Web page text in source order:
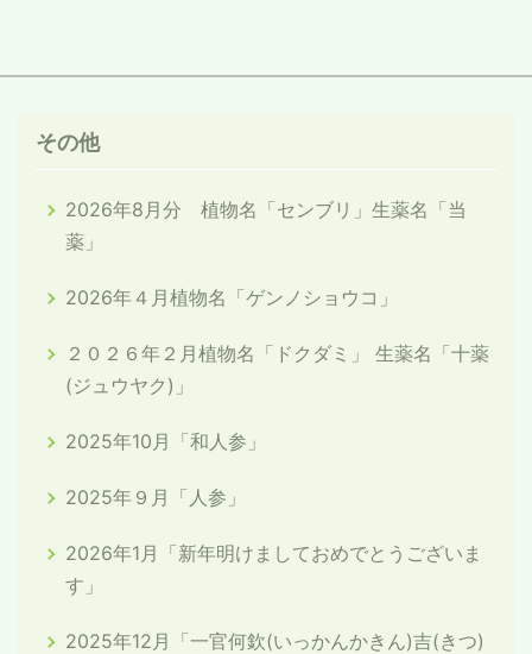
その他
2026年8月分 植物名「センブリ」生薬名「当
薬」
2026年４月植物名「ゲンノショウコ」
２０２６年２月植物名「ドクダミ」 生薬名「十薬
(ジュウヤク)」
2025年10月「和人参」
2025年９月「人参」
2026年1月「新年明けましておめでとうございま
す」
2025年12月「一官何欽(いっかんかきん)吉(きつ)